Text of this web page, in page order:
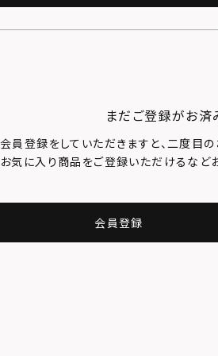
まだご登録がお
会員登録をしていただきますと、二度目
お気に入り商品をご登録いただけるなど
会員登録